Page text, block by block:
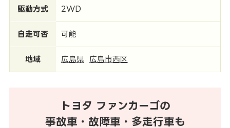
駆動方式 2WD
自走可否 可能
地域 広島県 広島市西区
トヨタ ファンカーゴの
事故車・故障車・多走行車も